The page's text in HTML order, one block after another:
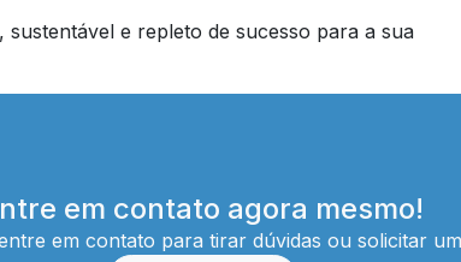
e repleto de sucesso para a sua
em contato agora mesmo!
em contato para tirar dúvidas ou solicitar